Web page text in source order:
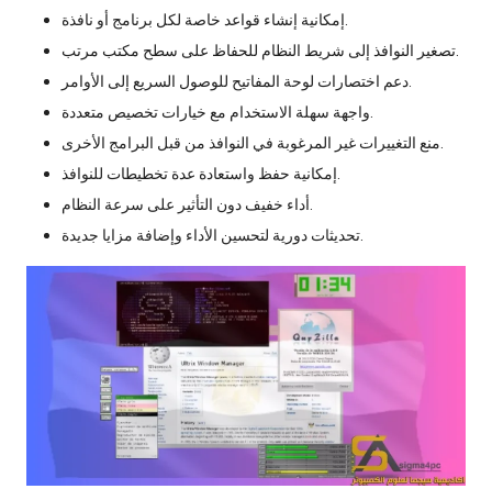
تصغير النوافذ إلى شريط النظام للحفاظ على سطح مكتب مرتب.
دعم اختصارات لوحة المفاتيح للوصول السريع إلى الأوامر.
واجهة سهلة الاستخدام مع خيارات تخصيص متعددة.
منع التغييرات غير المرغوبة في النوافذ من قبل البرامج الأخرى.
إمكانية حفظ واستعادة عدة تخطيطات للنوافذ.
أداء خفيف دون التأثير على سرعة النظام.
تحديثات دورية لتحسين الأداء وإضافة مزايا جديدة.